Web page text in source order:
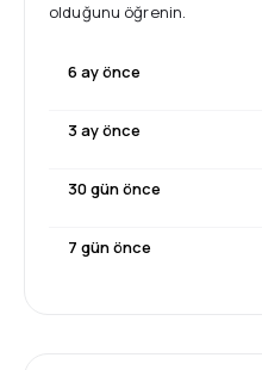
olduğunu öğrenin.
6 ay önce
3 ay önce
30 gün önce
7 gün önce